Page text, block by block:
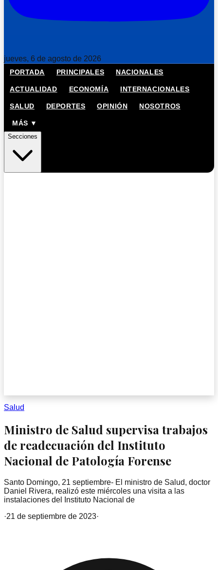
jueves, 6 de agosto de 2026
PORTADA PRINCIPALES NACIONALES
ACTUALIDAD ECONOMÍA INTERNACIONALES
SALUD DEPORTES OPINIÓN NOSOTROS
MÁS ▼
Secciones
Salud
Ministro de Salud supervisa trabajos
de readecuación del Instituto
Nacional de Patología Forense
Santo Domingo, 21 septiembre- El ministro de Salud, doctor
Daniel Rivera, realizó este miércoles una visita a las
instalaciones del Instituto Nacional de
·21 de septiembre de 2023·